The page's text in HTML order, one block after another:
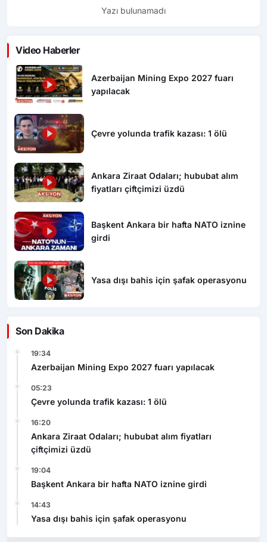
Yazı bulunamadı
Video Haberler
Azerbaijan Mining Expo 2027 fuarı
yapılacak
Çevre yolunda trafik kazası: 1 ölü
Ankara Ziraat Odaları; hububat alım
fiyatları çiftçimizi üzdü
Başkent Ankara bir hafta NATO iznine
girdi
Yasa dışı bahis için şafak operasyonu
Son Dakika
19:34
Azerbaijan Mining Expo 2027 fuarı yapılacak
05:23
Çevre yolunda trafik kazası: 1 ölü
16:20
Ankara Ziraat Odaları; hububat alım fiyatları
çiftçimizi üzdü
19:04
Başkent Ankara bir hafta NATO iznine girdi
14:43
Yasa dışı bahis için şafak operasyonu